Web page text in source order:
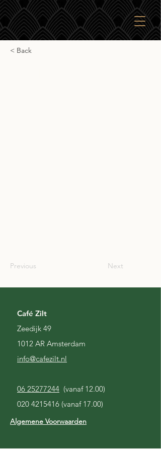
< Back
Previous Next
Café Zilt
Zeedijk 49
1012 AR Amsterdam
info@cafezilt.nl
06 25277244 (vanaf 12.00)
020 4215416 (vanaf 17.00)
Algemene Voorwaarden